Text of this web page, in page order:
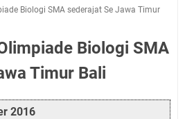
Biologi SMA sederajat Se Jawa Timur
Biologi SMA
Timur Bali
2016